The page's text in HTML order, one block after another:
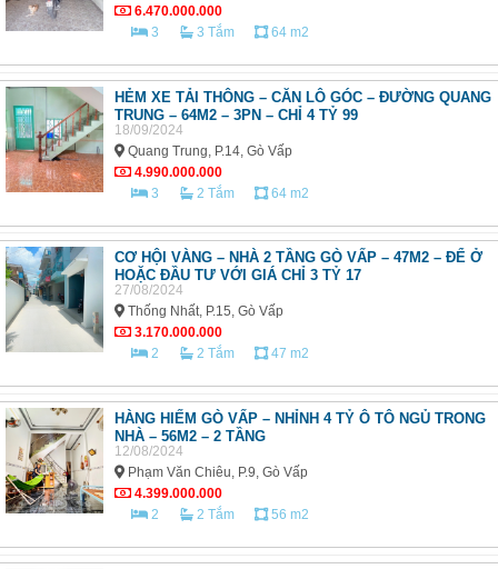
6.470.000.000
3
3 Tắm 64 m2
HẺM XE TẢI THÔNG – CĂN LÔ GÓC – ĐƯỜNG QUANG
TRUNG – 64M2 – 3PN – CHỈ 4 TỶ 99
18/09/2024
Quang Trung, P.14, Gò Vấp
4.990.000.000
3
2 Tắm 64 m2
CƠ HỘI VÀNG – NHÀ 2 TẦNG GÒ VẤP – 47M2 – ĐỂ Ở
HOẶC ĐẦU TƯ VỚI GIÁ CHỈ 3 TỶ 17
27/08/2024
Thống Nhất, P.15, Gò Vấp
3.170.000.000
2
2 Tắm 47 m2
HÀNG HIẾM GÒ VẤP – NHỈNH 4 TỶ Ô TÔ NGỦ TRONG
NHÀ – 56M2 – 2 TẦNG
12/08/2024
Phạm Văn Chiêu, P.9, Gò Vấp
4.399.000.000
2
2 Tắm 56 m2